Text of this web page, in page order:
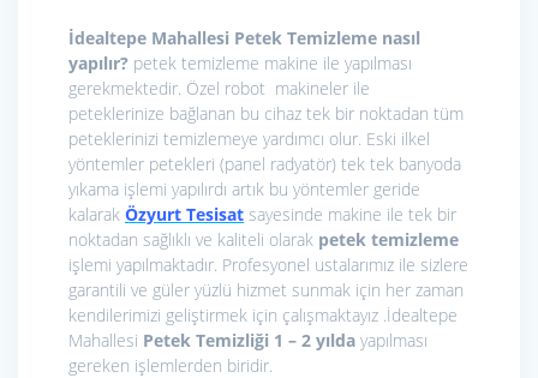
İdealtepe Mahallesi Petek Temizleme nasıl
yapılır? petek temizleme makine ile yapılması
gerekmektedir. Özel robot makineler ile
peteklerinize bağlanan bu cihaz tek bir noktadan tüm
peteklerinizi temizlemeye yardımcı olur. Eski ilkel
yöntemler petekleri (panel radyatör) tek tek banyoda
yıkama işlemi yapılırdı artık bu yöntemler geride
kalarak Özyurt Tesisat sayesinde makine ile tek bir
noktadan sağlıklı ve kaliteli olarak petek temizleme
işlemi yapılmaktadır. Profesyonel ustalarımız ile sizlere
garantili ve güler yüzlü hizmet sunmak için her zaman
kendilerimizi geliştirmek için çalışmaktayız .İdealtepe
Mahallesi Petek Temizliği 1 – 2 yılda yapılması
gereken işlemlerden biridir.